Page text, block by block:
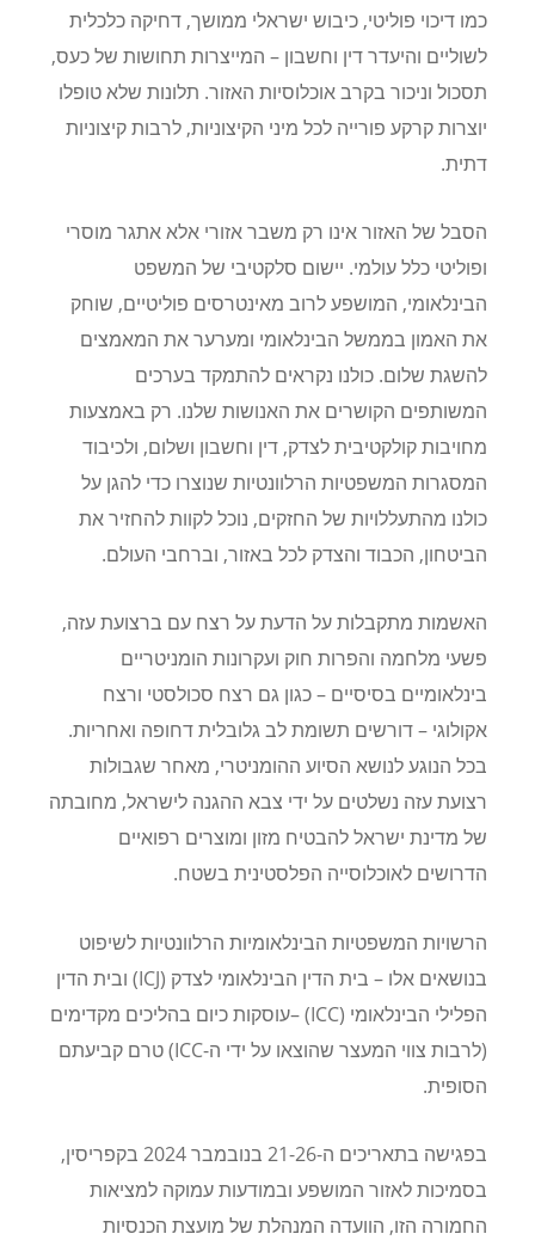
כמו דיכוי פוליטי, כיבוש ישראלי ממושך, דחיקה כלכלית
לשוליים והיעדר דין וחשבון – המייצרות תחושות של כעס,
תסכול וניכור בקרב אוכלוסיות האזור. תלונות שלא טופלו
יוצרות קרקע פורייה לכל מיני הקיצוניות, לרבות קיצוניות
דתית.
הסבל של האזור אינו רק משבר אזורי אלא אתגר מוסרי
ופוליטי כלל עולמי. יישום סלקטיבי של המשפט
הבינלאומי, המושפע לרוב מאינטרסים פוליטיים, שוחק
את האמון בממשל הבינלאומי ומערער את המאמצים
להשגת שלום. כולנו נקראים להתמקד בערכים
המשותפים הקושרים את האנושות שלנו. רק באמצעות
מחויבות קולקטיבית לצדק, דין וחשבון ושלום, ולכיבוד
המסגרות המשפטיות הרלוונטיות שנוצרו כדי להגן על
כולנו מהתעללויות של החזקים, נוכל לקוות להחזיר את
הביטחון, הכבוד והצדק לכל באזור, וברחבי העולם.
האשמות מתקבלות על הדעת על רצח עם ברצועת עזה,
פשעי מלחמה והפרות חוק ועקרונות הומניטריים
בינלאומיים בסיסיים – כגון גם רצח סכולסטי ורצח
אקולוגי – דורשים תשומת לב גלובלית דחופה ואחריות.
בכל הנוגע לנושא הסיוע ההומניטרי, מאחר שגבולות
רצועת עזה נשלטים על ידי צבא ההגנה לישראל, מחובתה
של מדינת ישראל להבטיח מזון ומוצרים רפואיים
הדרושים לאוכלוסייה הפלסטינית בשטח.
הרשויות המשפטיות הבינלאומיות הרלוונטיות לשיפוט
בנושאים אלו – בית הדין הבינלאומי לצדק (ICJ)
ובית הדין
הפלילי הבינלאומי (ICC
) –עוסקות כיום בהליכים מקדימים
(לרבות צווי המעצר שהוצאו על ידי ה-ICC) טרם קביעתם
הסופית.
בפגישה בתאריכים ה-21-26 בנובמבר 2024 בקפריסין,
בסמיכות לאזור המושפע ובמודעות עמוקה למציאות
החמורה הזו, הוועדה המנהלת של מועצת הכנסיות